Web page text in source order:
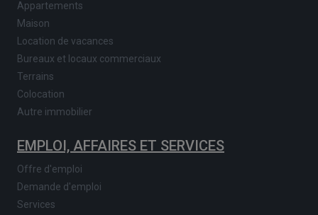
Appartements
Maison
Location de vacances
Bureaux et locaux commerciaux
Terrains
Colocation
Autre immobilier
EMPLOI, AFFAIRES ET SERVICES
Offre d'emploi
Demande d'emploi
Services